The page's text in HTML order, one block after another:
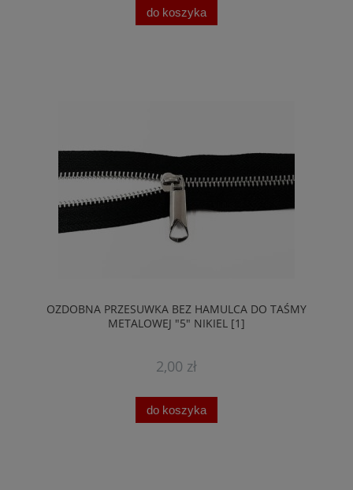
do koszyka
OZDOBNA PRZESUWKA BEZ HAMULCA DO TAŚMY
METALOWEJ "5" NIKIEL [1]
2,00 zł
do koszyka